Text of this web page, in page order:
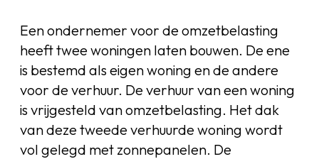
Een ondernemer voor de omzetbelasting
heeft twee woningen laten bouwen. De ene
is bestemd als eigen woning en de andere
voor de verhuur. De verhuur van een woning
is vrijgesteld van omzetbelasting. Het dak
van deze tweede verhuurde woning wordt
vol gelegd met zonnepanelen. De